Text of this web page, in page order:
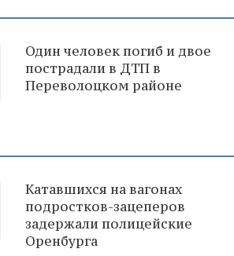
Один человек погиб и двое
пострадали в ДТП в
Переволоцком районе
Катавшихся на вагонах
подростков-зацеперов
задержали полицейские
Оренбурга